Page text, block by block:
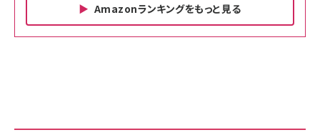
Amazonランキングをもっと見る
￥880
サポート正規品 メーカー保証5年 KLMEA128G
サポート正規品 メーカー保証5年 KLMEA128G